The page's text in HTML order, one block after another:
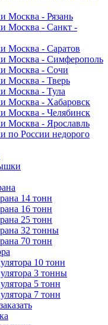
Москва - Рязань
Москва - Санкт -
Москва - Саратов
Москва - Симферополь
Москва - Сочи
Москва - Тверь
Москва - Тула
Москва - Хабаровск
Москва - Челябинск
Москва - Ярославль
по России недорого
14 тонн
16 тонн
25 тонн
32 тонны
70 тонн
10 тонн
3 тонны
5 тонн
7 тонн